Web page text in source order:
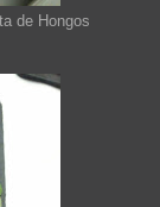
de Hongos